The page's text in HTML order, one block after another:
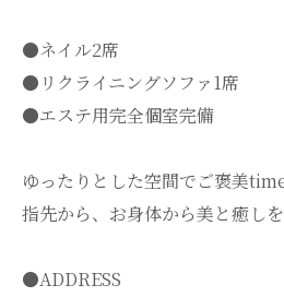
●ネイル2席
●リクライニングソファ1席
●エステ用完全個室完備
ゆったりとした空間でご褒美
指先から、お身体から美と癒しを
●ADDRESS